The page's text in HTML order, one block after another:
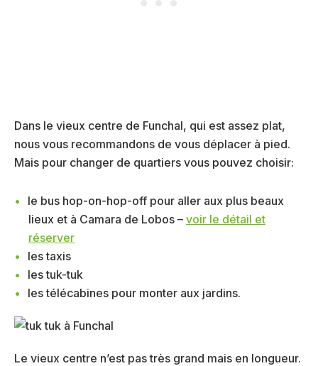
Dans le vieux centre de Funchal, qui est assez plat,
nous vous recommandons de vous déplacer à pied.
Mais pour changer de quartiers vous pouvez choisir:
le bus hop-on-hop-off pour aller aux plus beaux
lieux et à Camara de Lobos – voir le détail et
réserver
les taxis
les tuk-tuk
les télécabines pour monter aux jardins.
Le vieux centre n’est pas très grand mais en longueur.